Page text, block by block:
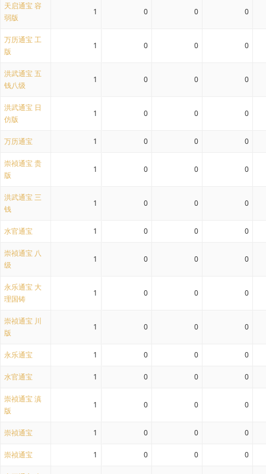
天启通宝 容
弱版
1 0 0 0
万历通宝 工
版
1 0 0 0
洪武通宝 五
钱八级
1 0 0 0
洪武通宝 日
仿版
1 0 0 0
万历通宝 1 0 0 0
崇祯通宝 贵
版
1 0 0 0
洪武通宝 三
钱
1 0 0 0
水官通宝 1 0 0 0
崇祯通宝 八
级
1 0 0 0
永乐通宝 大
理国铸
1 0 0 0
崇祯通宝 川
版
1 0 0 0
永乐通宝 1 0 0 0
水官通宝 1 0 0 0
崇祯通宝 滇
版
1 0 0 0
崇祯通宝 1 0 0 0
崇祯通宝 1 0 0 0